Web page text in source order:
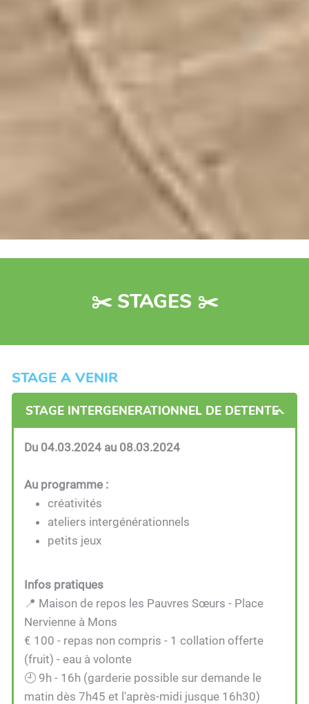
✂️ STAGES ✂️
STAGE A VENIR
STAGE INTERGENERATIONNEL DE DETENTE
Du 04.03.2024 au 08.03.2024
Au programme :
créativités
ateliers intergénérationnels
petits jeux
Infos pratiques
📍 Maison de repos les Pauvres Sœurs - Place
Nervienne à Mons
€ 100 - repas non compris - 1 collation offerte
(fruit) - eau à volonte
🕘 9h - 16h (garderie possible sur demande le
matin dès 7h45 et l'après-midi jusque 16h30)